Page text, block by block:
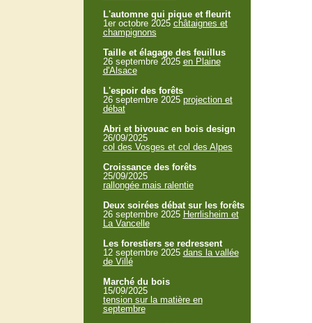
L'automne qui pique et fleurit
1er octobre 2025 châtaignes et
champignons
Taille et élagage des feuillus
26 septembre 2025 en Plaine
d'Alsace
L'espoir des forêts
26 septembre 2025 projection et
débat
Abri et bivouac en bois design
26/09/2025
col des Vosges et col des Alpes
Croissance des forêts
25/09/2025
rallongée mais ralentie
Deux soirées débat sur les forêts
26 septembre 2025 Herrlisheim et
La Vancelle
Les forestiers se redressent
12 septembre 2025 dans la vallée
de Villé
Marché du bois
15/09/2025
tension sur la matière en
septembre